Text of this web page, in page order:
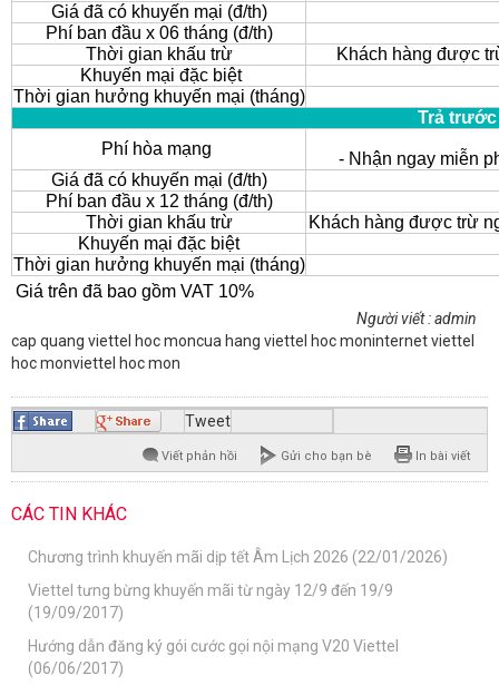
Giá đã có khuyến mại (đ/th)
Phí ban đầu x 06 tháng (đ/th)
Thời gian khấu trừ
Khách hàng được
Khuyến mại đặc biệt
Thời gian hưởng khuyến mại (tháng)
Trả trước
Phí hòa mạng
- Nhận ngay miễn
Giá đã có khuyến mại (đ/th)
Phí ban đầu x 12 tháng (đ/th)
Thời gian khấu trừ
Khách hàng được trừ
Khuyến mại đặc biệt
Thời gian hưởng khuyến mại (tháng)
Giá trên đã bao gồm VAT 10%
Người viết : admin
cap quang viettel hoc moncua hang viettel hoc moninternet viettel
hoc monviettel hoc mon
Tweet
Viết phản hồi Gửi cho bạn bè In bài viết
CÁC TIN KHÁC
Chương trình khuyến mãi dịp tết Âm Lịch 2026 (22/01/2026)
Viettel tưng bừng khuyến mãi từ ngày 12/9 đến 19/9
(19/09/2017)
Hướng dẫn đăng ký gói cước gọi nội mạng V20 Viettel
(06/06/2017)